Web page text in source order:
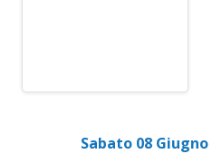
Sabato 08 Giugno